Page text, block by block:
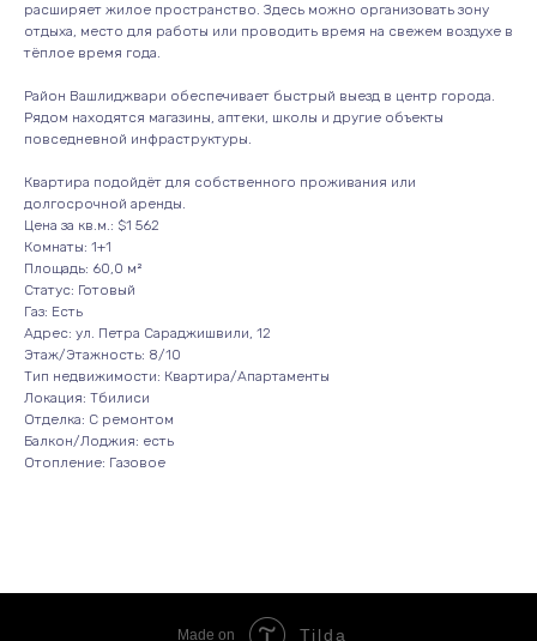
расширяет жилое пространство. Здесь можно организовать зону
отдыха, место для работы или проводить время на свежем воздухе в
тёплое время года.
Район Вашлиджвари обеспечивает быстрый выезд в центр города.
Рядом находятся магазины, аптеки, школы и другие объекты
повседневной инфраструктуры.
Квартира подойдёт для собственного проживания или
долгосрочной аренды.
Цена за кв.м.: $1 562
Комнаты: 1+1
Площадь: 60,0 м²
Статус: Готовый
Газ: Есть
Адрес: ул. Петра Сараджишвили, 12
Этаж/Этажность: 8/10
Тип недвижимости: Квартира/Апартаменты
Локация: Тбилиси
Отделка: С ремонтом
Балкон/Лоджия: есть
Отопление: Газовое
Made on Tilda